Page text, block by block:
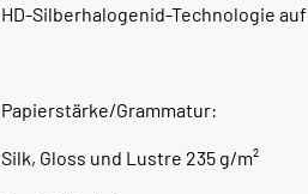
HD-Silberhalogenid-Technologie
Papierstärke/Grammatur:
Silk, Gloss und Lustre 235 g/m²